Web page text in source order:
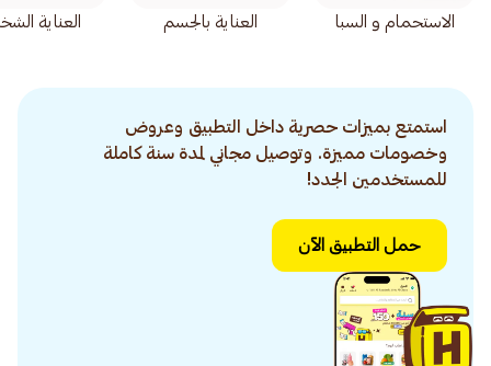
الاستحمام و السبا العناية بالجسم العناية
استمتع بميزات حصرية داخل التطبيق وعروض
وخصومات مميزة. وتوصيل مجاني لمدة سنة كاملة
للمستخدمين الجدد!
حمل التطبيق الآن